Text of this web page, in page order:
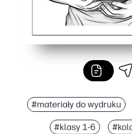
#materiały do wydruku
#klasy 1-6